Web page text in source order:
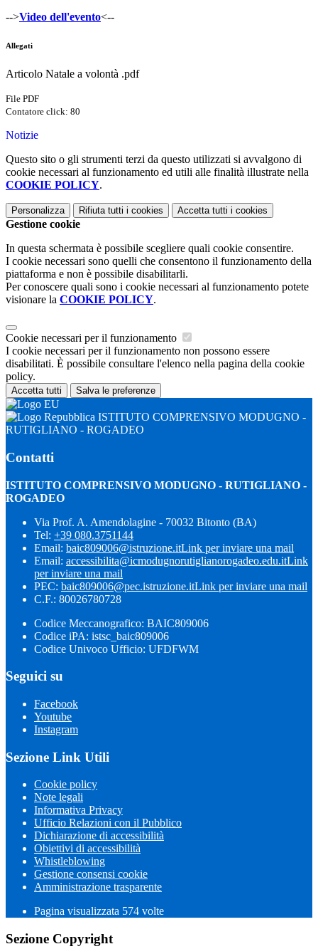
-->Video dell'evento<--
Allegati
Articolo Natale a volontà .pdf
File PDF
Contatore click: 80
Notizie
Questo sito o gli strumenti terzi da questo utilizzati si avvalgono di
cookie necessari al funzionamento ed utili alle finalità illustrate nella
COOKIE POLICY.
Personalizza Rifiuta tutti i cookies Accetta tutti i cookies
Gestione cookie
In questa schermata è possibile scegliere quali cookie consentire.
I cookie necessari sono quelli che consentono il funzionamento della
piattaforma e non è possibile disabilitarli.
Per conoscere quali sono i cookie necessari al funzionamento potete
visionare la COOKIE POLICY.
Cookie necessari per il funzionamento
I cookie necessari per il funzionamento non possono essere
disabilitati. È possibile consultare l'elenco nella pagina della cookie
policy.
Accetta tutti Salva le preferenze
ISTITUTO COMPRENSIVO MODUGNO -
RUTIGLIANO - ROGADEO
Contatti
ISTITUTO COMPRENSIVO MODUGNO - RUTIGLIANO -
ROGADEO
Via Prof. A. Amendolagine - 70032 Bitonto (BA)
Tel: +39 080.3751144
Email: baic809006@istruzione.itLink per inviare una mail
Email: accessibilita@icmodugnorutiglianorogadeo.edu.itLink
per inviare una mail
PEC: baic809006@pec.istruzione.itLink per inviare una mail
C.F.: 80026780728
Codice Meccanografico: BAIC809006
Codice iPA: istsc_baic809006
Codice Univoco Ufficio: UFDFWM
Seguici su
Facebook
Youtube
Instagram
Sezione Link Utili
Cookie policy
Note legali
Informativa Privacy
Ufficio Relazioni con il Pubblico
Dichiarazione di accessibilità
Obiettivi di accessibilità
Whistleblowing
Gestione consensi cookie
Amministrazione trasparente
Pagina visualizzata 574 volte
Sezione Copyright